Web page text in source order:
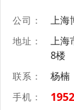
公司： 上海
地址：
上海
8楼
联系： 杨楠
手机：